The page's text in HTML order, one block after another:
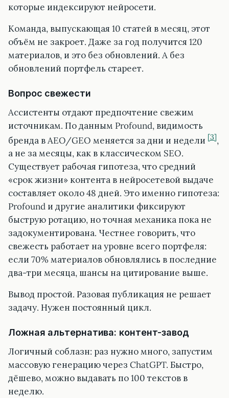
которые индексируют нейросети.
Команда, выпускающая 10 статей в месяц, этот
объём не закроет. Даже за год получится 120
материалов, и это без обновлений. А без
обновлений портфель стареет.
Вопрос свежести
Ассистенты отдают предпочтение свежим
источникам. По данным Profound, видимость
бренда в AEO/GEO меняется за дни и недели [3],
а не за месяцы, как в классическом SEO.
Существует рабочая гипотеза, что средний
«срок жизни» контента в нейросетевой выдаче
составляет около 48 дней. Это именно гипотеза:
Profound и другие аналитики фиксируют
быструю ротацию, но точная механика пока не
задокументирована. Честнее говорить, что
свежесть работает на уровне всего портфеля:
если 70% материалов обновлялись в последние
два-три месяца, шансы на цитирование выше.
Вывод простой. Разовая публикация не решает
задачу. Нужен постоянный цикл.
Ложная альтернатива: контент-завод
Логичный соблазн: раз нужно много, запустим
массовую генерацию через ChatGPT. Быстро,
дёшево, можно выдавать по 100 текстов в
неделю.